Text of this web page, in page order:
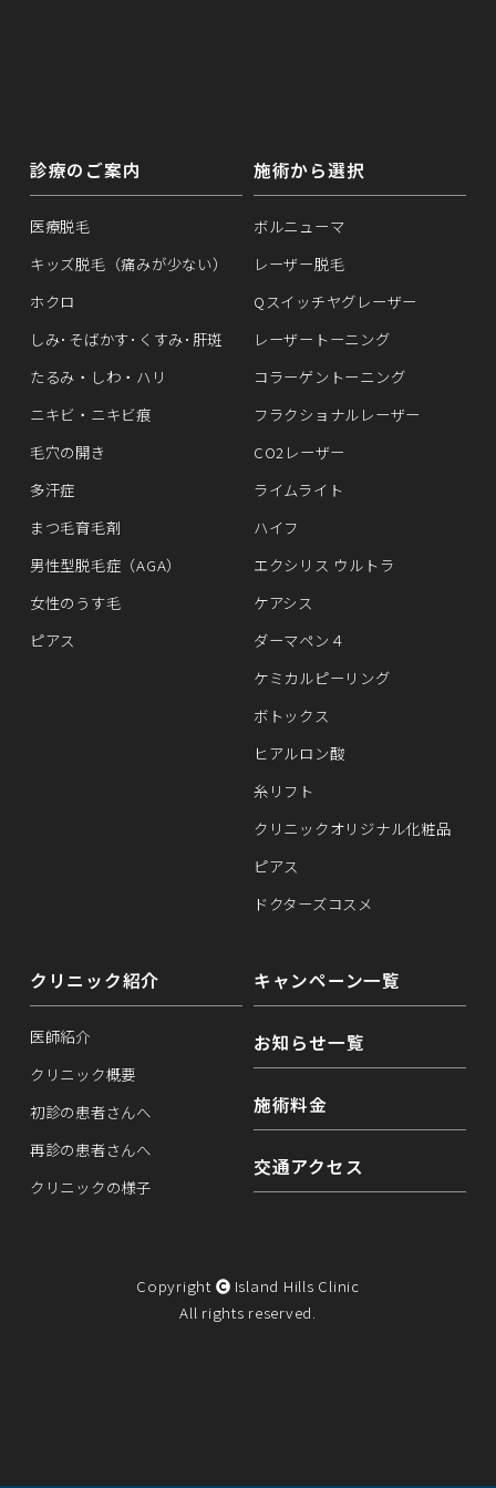
診療のご案内
医療脱毛
キッズ脱毛（痛みが少ない）
ホクロ
しみ･そばかす･くすみ･肝斑
たるみ・しわ・ハリ
ニキビ・ニキビ痕
毛穴の開き
多汗症
まつ毛育毛剤
男性型脱毛症（AGA）
女性のうす毛
ピアス
施術から選択
ボルニューマ
レーザー脱毛
Qスイッチヤグレーザー
レーザートーニング
コラーゲントーニング
フラクショナルレーザー
CO2レーザー
ライムライト
ハイフ
エクシリス ウルトラ
ケアシス
ダーマペン４
ケミカルピーリング
ボトックス
ヒアルロン酸
糸リフト
クリニックオリジナル化粧品
ピアス
ドクターズコスメ
クリニック紹介
医師紹介
クリニック概要
初診の患者さんへ
再診の患者さんへ
クリニックの様子
キャンペーン一覧
お知らせ一覧
施術料金
交通アクセス
Copyright
Island Hills Clinic
All rights reserved.